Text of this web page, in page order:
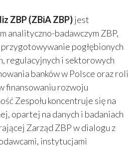
ZBP (ZBiA ZBP)jest
analityczno-badawczym ZBP,
pogłębionych
regulacyjnych i sektorowych
banków w Polsce oraz roli
finansowaniu rozwoju
Zespołu koncentruje się na
opartej na danych i badaniach
Zarząd ZBP w dialogu z
instytucjami